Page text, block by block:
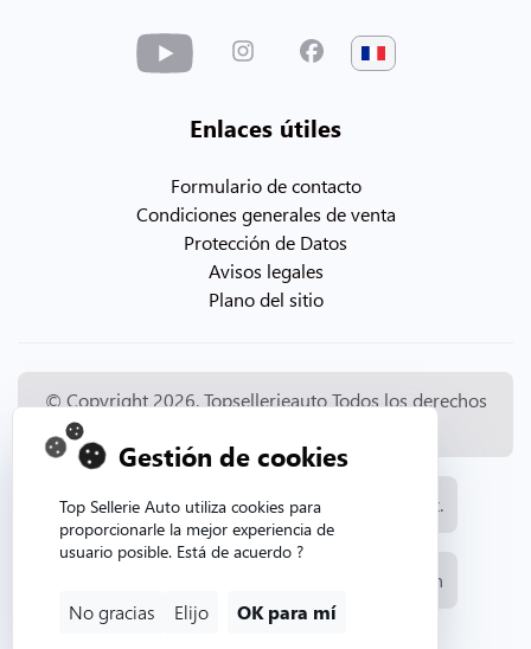
Enlaces útiles
Formulario de contacto
Condiciones generales de venta
Protección de Datos
Avisos legales
Plano del sitio
© Copyright 2026. Topsellerieauto Todos los derechos
Fabricación y venta de tapicería automotriz.
Sitio web creado por la agencia web Aurion
Gestión de cookies
Top Sellerie Auto utiliza cookies para
proporcionarle la mejor experiencia de
usuario posible. Está de acuerdo ?
No gracias Elijo OK para mí